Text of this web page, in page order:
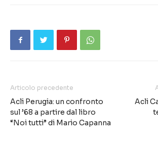
Articolo precedente
Acli Perugia: un confronto
sul ’68 a partire dal libro
“Noi tutti” di Mario Capanna
Acli